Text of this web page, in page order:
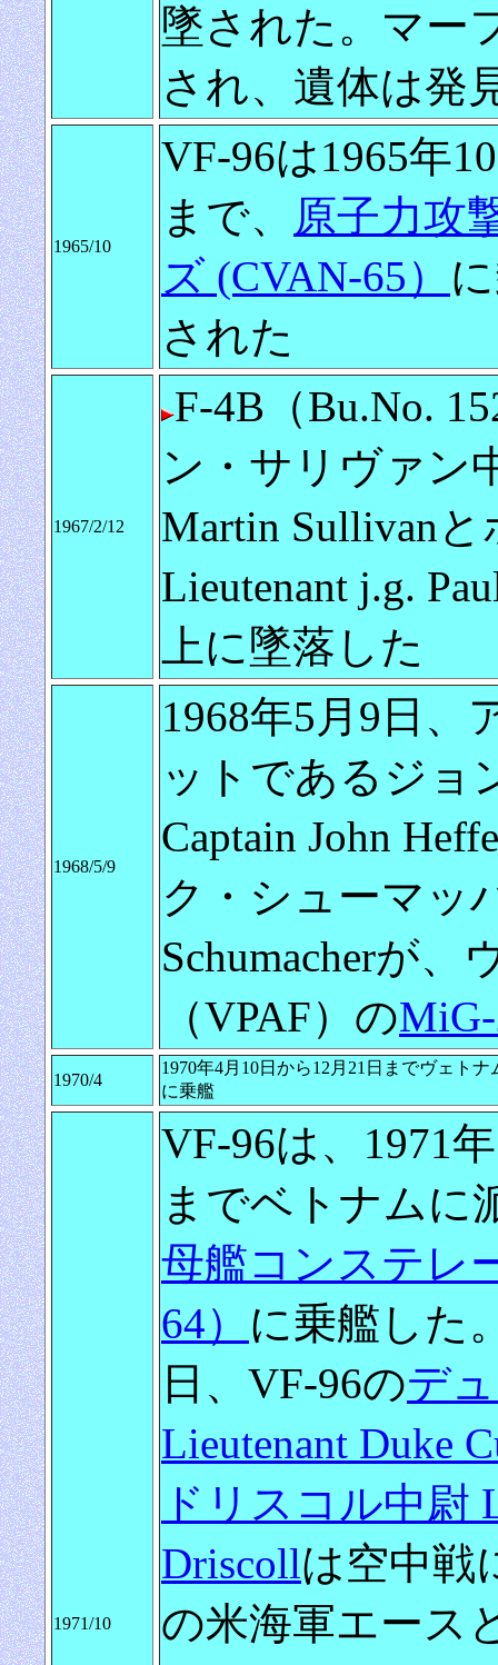
墜された。マー
され、遺体は発
1965/10
VF-96は1965年
まで、 原子力攻
ズ (CVAN-65）
された
1967/2/12
F-4B（Bu.No.
ン・サリヴァン
Martin Sullivan
Lieutenant j.g.
上に墜落した
1968/5/9
1968年5月9日、
ットであるジョ
Captain John
ク・シューマッ
Schumacherが
（VPAF）の
1970/4
1970年4月10日から12月21日までヴェト
に乗艦
1971/10
VF-96は、1971
までベトナムに
母艦コンステレ
64） に乗艦した
日、VF-96のデ
Lieutenant Duke
ドリスコル中尉
Driscollは空中戦
の米海軍エース